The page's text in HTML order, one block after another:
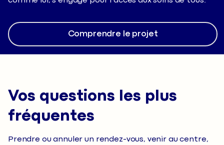
Comprendre le projet
Vos questions les plus
fréquentes
Prendre ou annuler un rendez-vous, venir au centre,